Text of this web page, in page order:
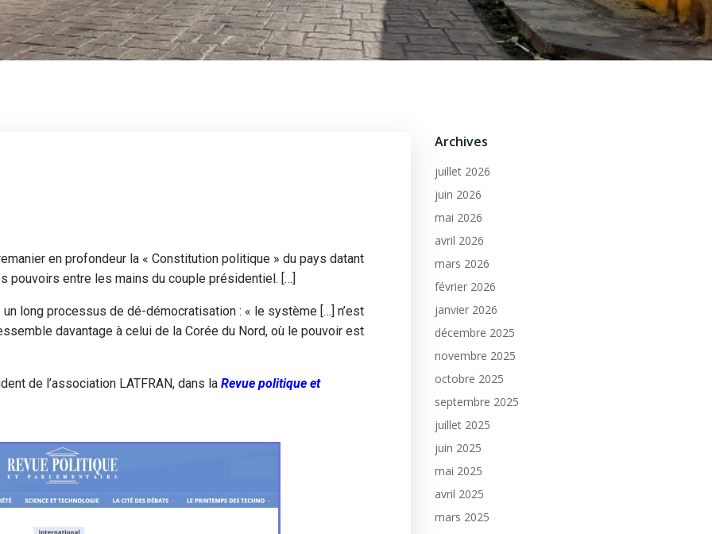
en profondeur la « Constitution politique » du pays datant
pouvoirs entre les mains du couple présidentiel. […]
long processus de dé-démocratisation : « le système […] n’est
davantage à celui de la Corée du Nord, où le pouvoir est
de l’association LATFRAN, dans la Revue politique et
Archives
juillet 2026
juin 2026
mai 2026
avril 2026
mars 2026
février 2026
janvier 2026
décembre 2025
novembre 2025
octobre 2025
septembre 2025
juillet 2025
juin 2025
mai 2025
avril 2025
mars 2025